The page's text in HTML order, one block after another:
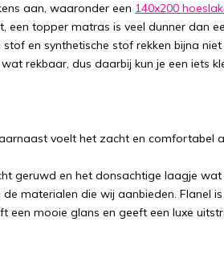
aan, waaronder een 140x200
een topper matras is veel dunner dan
en synthetische stof rekken bijna
rekbaar, dus daarbij kun je een iets
voelt het zacht en comfortabel
geruwd en het donsachtige laagje
materialen die wij aanbieden. Flanel
een mooie glans en geeft een luxe